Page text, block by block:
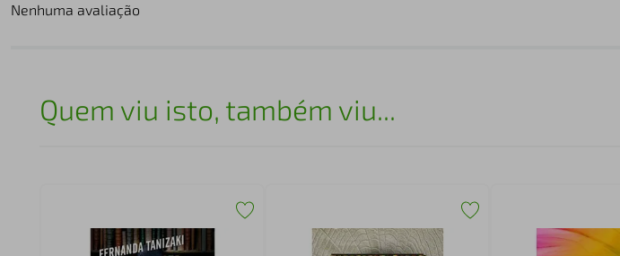
Nenhuma avaliação
Quem viu isto, também viu...